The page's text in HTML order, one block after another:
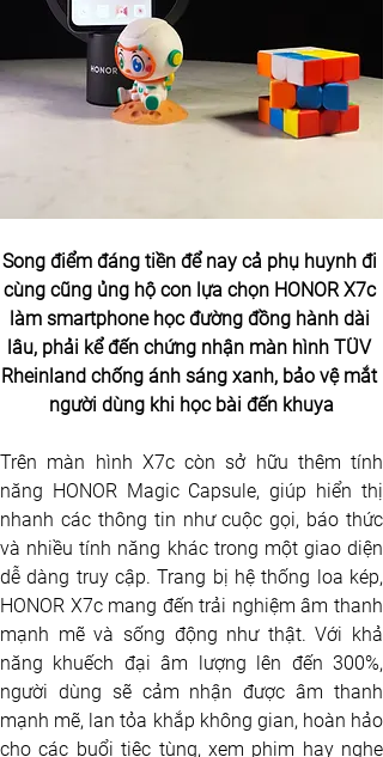
Song điểm đáng tiền để nay cả phụ huynh đi
cùng cũng ủng hộ con lựa chọn HONOR X7c
làm smartphone học đường đồng hành dài
lâu, phải kể đến chứng nhận màn hình TÜV
Rheinland chống ánh sáng xanh, bảo vệ mắt
người dùng khi học bài đến khuya
Trên màn hình X7c còn sở hữu thêm tính
năng HONOR Magic Capsule, giúp hiển thị
nhanh các thông tin như cuộc gọi, báo thức
và nhiều tính năng khác trong một giao diện
dễ dàng truy cập. Trang bị hệ thống loa kép,
HONOR X7c mang đến trải nghiệm âm thanh
mạnh mẽ và sống động như thật. Với khả
năng khuếch đại âm lượng lên đến 300%,
người dùng sẽ cảm nhận được âm thanh
mạnh mẽ, lan tỏa khắp không gian, hoàn hảo
cho các buổi tiệc tùng, xem phim hay nghe